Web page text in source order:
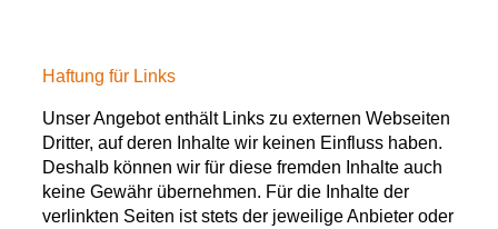
Haftung für Links
Unser Angebot enthält Links zu externen Webseiten
Dritter, auf deren Inhalte wir keinen Einfluss haben.
Deshalb können wir für diese fremden Inhalte auch
keine Gewähr übernehmen. Für die Inhalte der
verlinkten Seiten ist stets der jeweilige Anbieter oder